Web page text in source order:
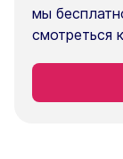
мы
смотреться